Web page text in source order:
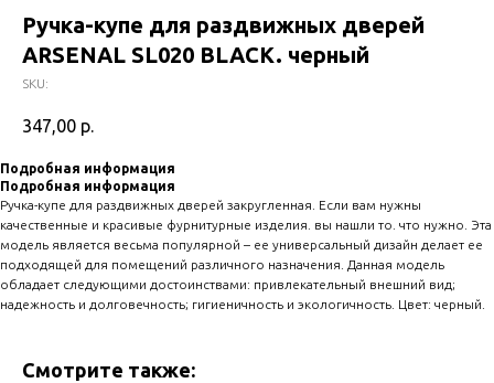
Ручка-купе для раздвижных дверей
ARSENAL SL020 BLACK. черный
SKU:
347,00 р.
Подробная информация
Подробная информация
Ручка-купе для раздвижных дверей закругленная. Если вам нужны
качественные и красивые фурнитурные изделия. вы нашли то. что нужно. Эта
модель является весьма популярной – ее универсальный дизайн делает ее
подходящей для помещений различного назначения. Данная модель
обладает следующими достоинствами: привлекательный внешний вид;
надежность и долговечность; гигиеничность и экологичность. Цвет: черный.
Смотрите также: